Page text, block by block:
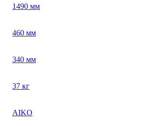
1490 мм
460 мм
340 мм
37 кг
AIKO